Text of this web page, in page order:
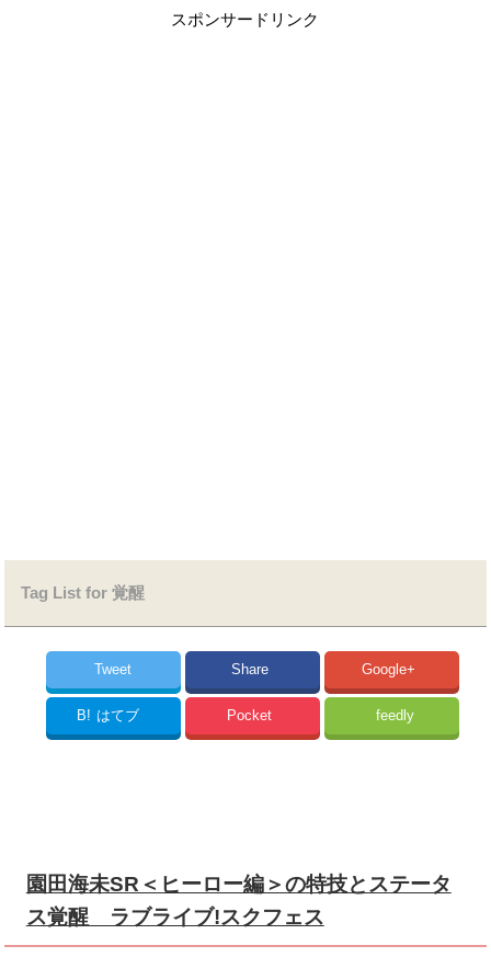
スポンサードリンク
Tag List for 覚醒
Tweet Share Google+
B! はてブ Pocket feedly
園田海未SR＜ヒーロー編＞の特技とステータ
ス覚醒 ラブライブ!スクフェス